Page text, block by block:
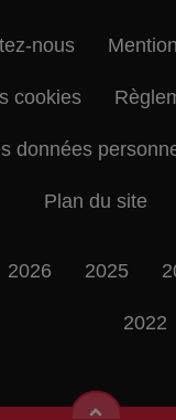
nous
cookies
données
Plan du site
2026 2025
2022